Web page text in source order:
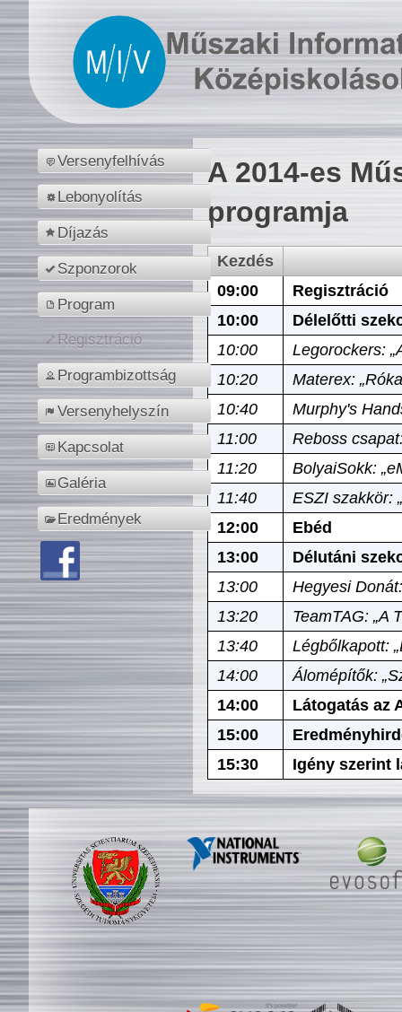
Versenyfelhívás
Lebonyolítás
Díjazás
Szponzorok
Program
Regisztráció
Programbizottság
Versenyhelyszín
Kapcsolat
Galéria
Eredmények
A 2014-es
programja
Kezdés
09:00
Regisztráció
10:00
Délelőtti
10:00
Legorockers:
10:20
Materex:
10:40
Murphy's
11:00
Reboss
11:20
BolyaiSokk:
11:40
ESZI szakkör:
12:00
Ebéd
13:00
Délutáni
13:00
Hegyesi
13:20
TeamTAG: „A
13:40
Légbőlkapott:
14:00
Álomépítők:
14:00
Látogatás az
15:00
15:30
Igény szerint